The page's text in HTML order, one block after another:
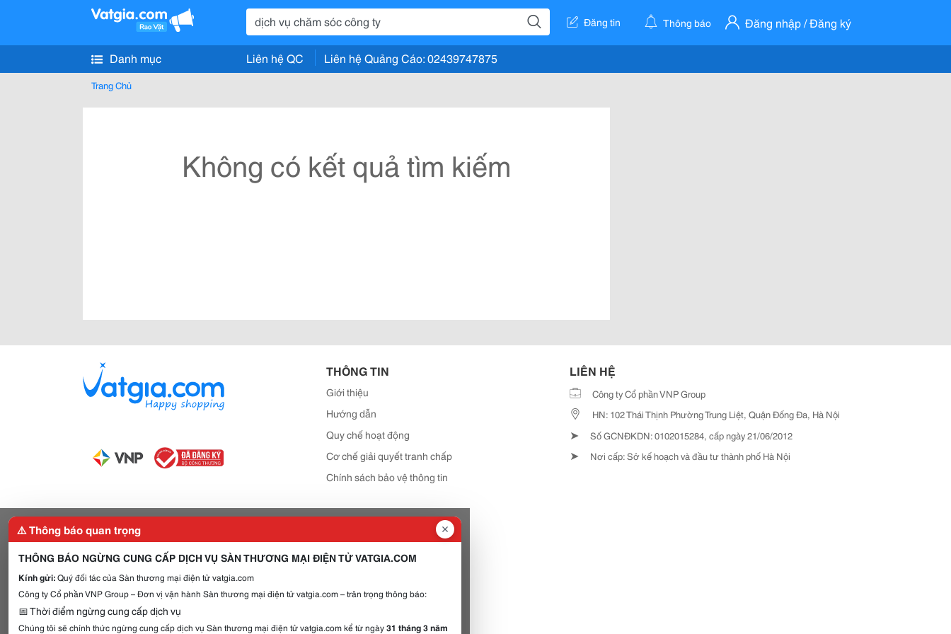
Đăng tin Thông báo Đăng nhập / Đăng ký
Danh mục Liên hệ QC Liên hệ Quảng Cáo: 02439747875
Trang Chủ
Không có kết quả tìm kiếm
THÔNG TIN
Giới thiệu
Hướng dẫn
Quy chế hoạt động
Cơ chế giải quyết tranh chấp
Chính sách bảo vệ thông tin
LIÊN HỆ
Công ty Cổ phần VNP Group
HN: 102 Thái Thịnh Phường Trung Liệt, Quận Đống Đa, Hà Nội
➤ Số GCNĐKDN: 0102015284, cấp ngày 21/06/2012
➤ Nơi cấp: Sở kế hoạch và đầu tư thành phố Hà Nội
⚠️ Thông báo quan trọng
THÔNG BÁO NGỪNG CUNG CẤP DỊCH VỤ SÀN THƯƠNG MẠI ĐIỆN TỬ VATGIA.COM
Kính gửi:Quý đối tác của Sàn thương mại điện tử vatgia.com
Công ty Cổ phần VNP Group – Đơn vị vận hành Sàn thương mại điện tử vatgia.com – trân trọng thông báo:
📅 Thời điểm ngừng cung cấp dịch vụ
Chúng tôi sẽ chính thức ngừng cung cấp dịch vụ Sàn thương mại điện tử vatgia.com kể từ ngày31 tháng 3 năm